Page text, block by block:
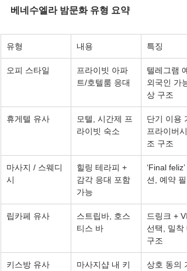
베네수엘라 밤문화 유형 요약
유형 내용 특징
오피 스타일
프라이빗 아파
트/호텔룸 응대
텔레그램
외국인 가
상 구조
휴게텔 유사
모텔, 시간제 프
라이빗 숙소
단기 이용
프라이버시
조 구조
마사지 / 스웨디
시
힐링 테라피 +
감각 응대 포함
가능
‘Final feliz’
션, 예약 필
립카페 유사
스트립바, 호스
티스 바
드링크 +
선택, 밀착
구조
키스방 유사
마사지샵 내 키
상호 동의